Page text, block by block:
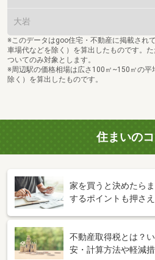
大岩
※このデータはgoo住宅・不動産に掲載され
車場代などを除く）を算出したものです。
ついてのみ対象とします。
※周辺駅の価格相場は広さ100㎡~150㎡の平
除く）を算出したものです。
住まいの
家を買うと決めたら
するポイントも押さ
不動産取得税とは？
安・計算方法や軽減